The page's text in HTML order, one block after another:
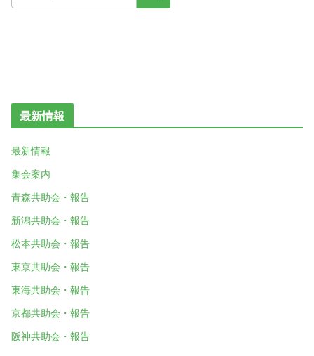
最新情報
最新情報
集会案内
青森共助会・報告
新潟共助会・報告
松本共助会・報告
東京共助会・報告
東海共助会・報告
京都共助会・報告
阪神共助会・報告